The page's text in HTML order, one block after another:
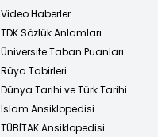
Video Haberler
TDK Sözlük Anlamları
Üniversite Taban Puanları
Rüya Tabirleri
Dünya Tarihi ve Türk Tarihi
İslam Ansiklopedisi
TÜBİTAK Ansiklopedisi